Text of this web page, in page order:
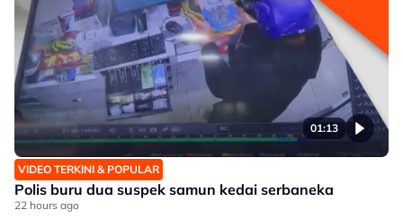
01:13
VIDEO TERKINI & POPULAR
Polis buru dua suspek samun kedai serbaneka
22 hours ago